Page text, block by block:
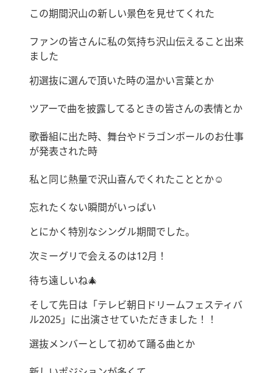
この期間沢山の新しい景色を見せてくれた
ファンの皆さんに私の気持ち沢山伝えること出来
ました
初選抜に選んで頂いた時の温かい言葉とか
ツアーで曲を披露してるときの皆さんの表情とか
歌番組に出た時、舞台やドラゴンボールのお仕事
が発表された時
私と同じ熱量で沢山喜んでくれたこととか☺️
忘れたくない瞬間がいっぱい
とにかく特別なシングル期間でした。
次ミーグリで会えるのは12月！
待ち遠しいね🎄
そして先日は「テレビ朝日ドリームフェスティバ
ル2025」に出演させていただきました！！
選抜メンバーとして初めて踊る曲とか